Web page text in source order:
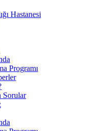
Hastanesi
Programı
Sorular